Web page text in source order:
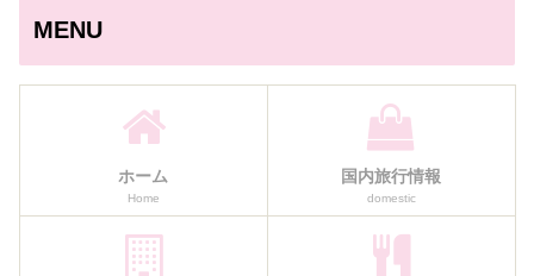
MENU
ホーム
Home
国内旅行情報
domestic